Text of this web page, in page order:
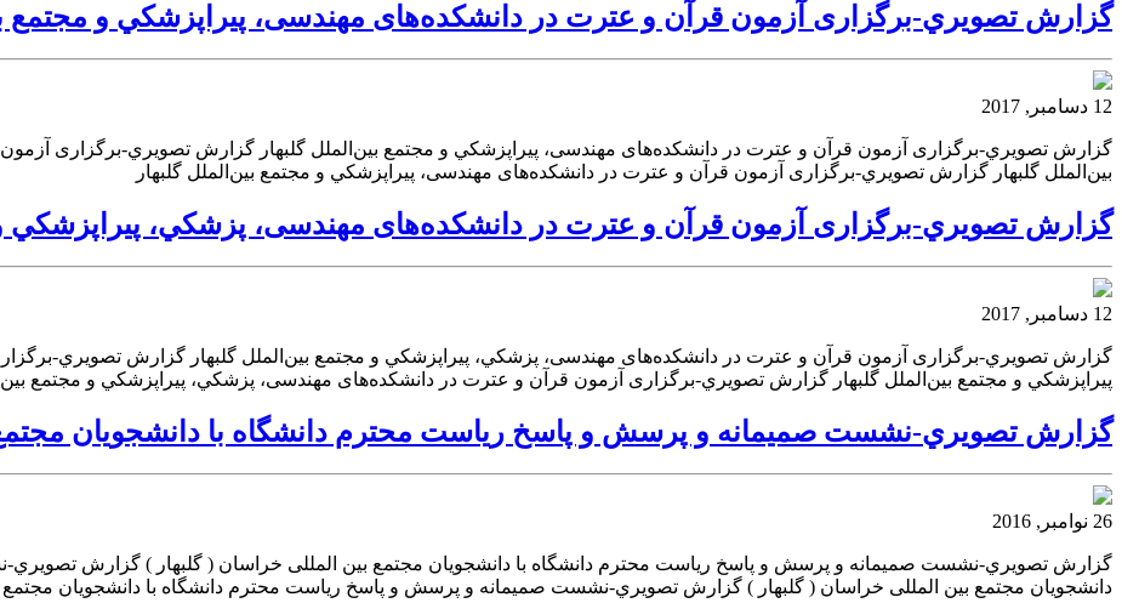
گزارش تصويري-برگزاری آزمون قرآن و عترت در دانشکده‌های مهندسی، پيراپزشكي و مجتمع
12 دسامبر, 2017
گزارش تصويري-برگزاری آزمون قرآن و عترت در دانشکده‌های مهندسی، پيراپزشكي و مجتمع بین‌الملل گلبهار گزارش تصويري-برگزاری
بین‌الملل گلبهار گزارش تصويري-برگزاری آزمون قرآن و عترت در دانشکده‌های مهندسی، پيراپزشكي و مجتمع بین‌الملل گلبهار
گزارش تصويري-برگزاری آزمون قرآن و عترت در دانشکده‌های مهندسی، پزشكي، پيراپزشكي و
12 دسامبر, 2017
گزارش تصويري-برگزاری آزمون قرآن و عترت در دانشکده‌های مهندسی، پزشكي، پيراپزشكي و مجتمع بین‌الملل گلبهار گزارش تصويري-
پيراپزشكي و مجتمع بین‌الملل گلبهار گزارش تصويري-برگزاری آزمون قرآن و عترت در دانشکده‌های مهندسی، پزشكي، پيراپزشكي و مجتمع
گزارش تصويري-نشست صمیمانه و پرسش و پاسخ ریاست محترم دانشگاه با دانشجویان مجتمع
26 نوامبر, 2016
گزارش تصويري-نشست صمیمانه و پرسش و پاسخ ریاست محترم دانشگاه با دانشجویان مجتمع بین المللی خراسان ( گلبهار ) گزارش
دانشجویان مجتمع بین المللی خراسان ( گلبهار ) گزارش تصويري-نشست صمیمانه و پرسش و پاسخ ریاست محترم دانشگاه با دانشجویان مجتمع